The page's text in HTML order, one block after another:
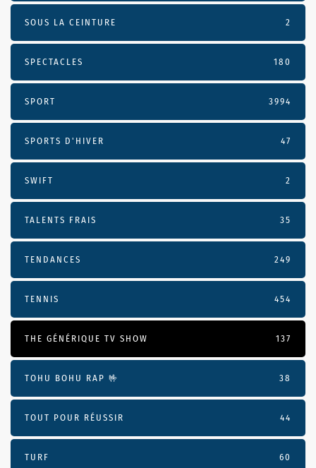
SOUS LA CEINTURE 2
SPECTACLES 180
SPORT 3994
SPORTS D'HIVER 47
SWIFT 2
TALENTS FRAIS 35
TENDANCES 249
TENNIS 454
THE GÉNÉRIQUE TV SHOW 137
TOHU BOHU RAP 🤟 38
TOUT POUR RÉUSSIR 44
TURF 60